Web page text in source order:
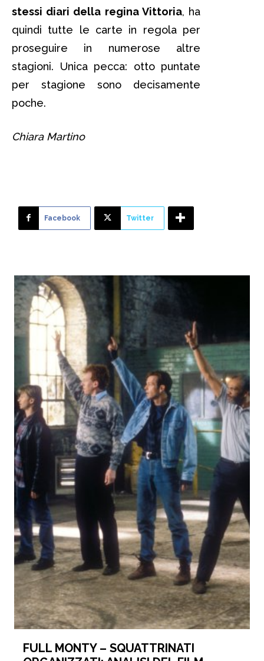
stessi diari della regina Vittoria, ha
quindi tutte le carte in regola per
proseguire in numerose altre
stagioni. Unica pecca: otto puntate
per stagione sono decisamente
poche.
Chiara Martino
Facebook Twitter
FULL MONTY – SQUATTRINATI